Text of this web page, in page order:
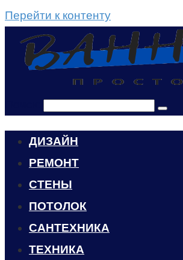
Перейти к контенту
ДИЗАЙН
РЕМОНТ
СТЕНЫ
ПОТОЛОК
САНТЕХНИКА
ТЕХНИКА